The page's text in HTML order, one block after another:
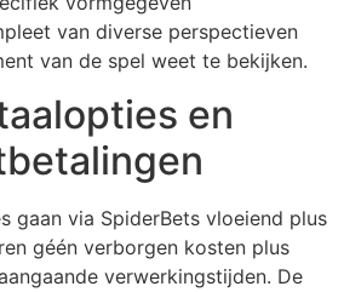
van diverse perspectieven
van de spel weet te bekijken.
en
gaan via SpiderBets vloeiend plus
géén verborgen kosten plus
verwerkingstijden. De